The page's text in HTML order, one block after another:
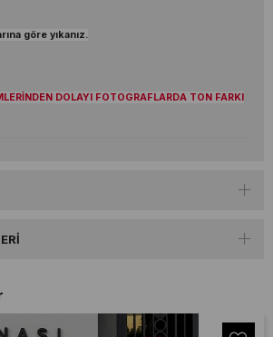
göre yıkanız.
DOLAYI FOTOGRAFLARDA TON FARKI